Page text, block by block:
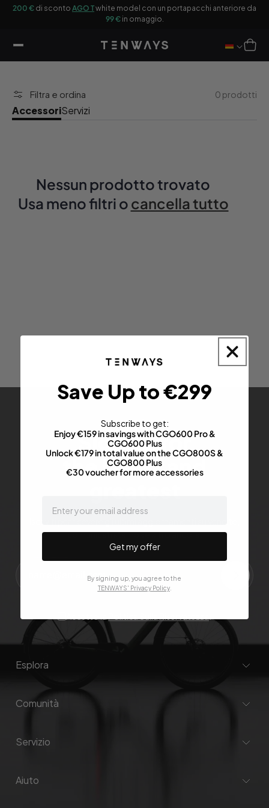
200 € di sconto AGO Twhite model con un portapacchi anteriore da
99 €in omaggio.
Carrello
Accessori Servizi
Filtra e ordina 0 prodotti
Nessun prodotto trovato
Usa meno filtri o cancella tutto
Sign up for
the latest and
comunicati stampa e altro ancora.
Esplora
Comunità
Servizio
Aiuto
Save Up to €299
Subscribe to get:
Enjoy €159 in savings with CGO600 Pro &
CGO600 Plus
Unlock €179 in total value on the CGO800S &
CGO800 Plus
€30 voucher for more accessories
Get my offer
By signing up, you agree to the
TENWAYS' Privacy Policy.